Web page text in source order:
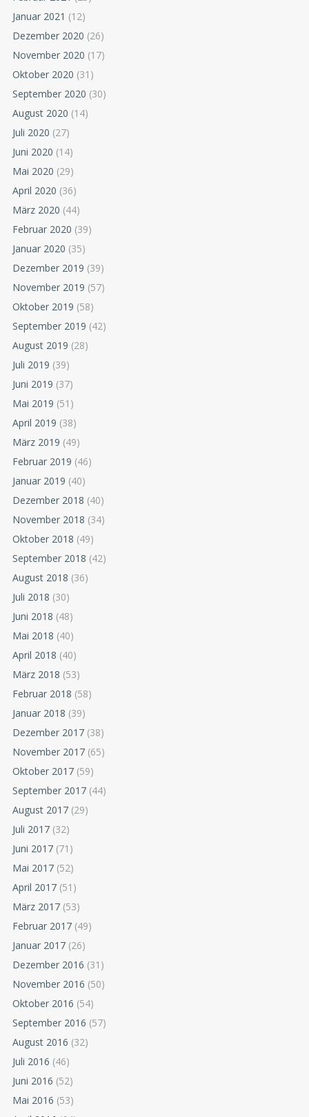
Januar 2021 (12)
Dezember 2020 (26)
November 2020 (17)
Oktober 2020 (31)
September 2020 (30)
August 2020 (14)
Juli 2020 (27)
Juni 2020 (14)
Mai 2020 (29)
April 2020 (36)
März 2020 (44)
Februar 2020 (39)
Januar 2020 (35)
Dezember 2019 (39)
November 2019 (57)
Oktober 2019 (58)
September 2019 (42)
August 2019 (28)
Juli 2019 (39)
Juni 2019 (37)
Mai 2019 (51)
April 2019 (38)
März 2019 (49)
Februar 2019 (46)
Januar 2019 (40)
Dezember 2018 (40)
November 2018 (34)
Oktober 2018 (49)
September 2018 (42)
August 2018 (36)
Juli 2018 (30)
Juni 2018 (48)
Mai 2018 (40)
April 2018 (40)
März 2018 (53)
Februar 2018 (58)
Januar 2018 (39)
Dezember 2017 (38)
November 2017 (65)
Oktober 2017 (59)
September 2017 (44)
August 2017 (29)
Juli 2017 (32)
Juni 2017 (71)
Mai 2017 (52)
April 2017 (51)
März 2017 (53)
Februar 2017 (49)
Januar 2017 (26)
Dezember 2016 (31)
November 2016 (50)
Oktober 2016 (54)
September 2016 (57)
August 2016 (32)
Juli 2016 (46)
Juni 2016 (52)
Mai 2016 (53)